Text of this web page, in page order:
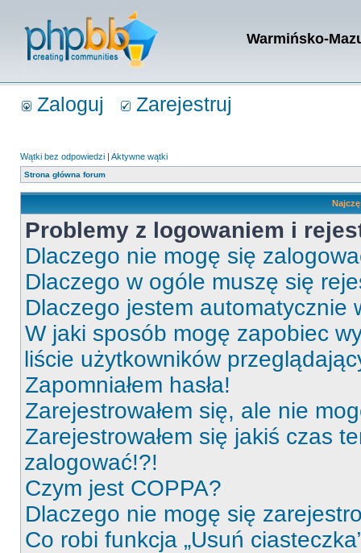
Warmińsko-
Zaloguj Zarejestruj
Wątki bez odpowiedzi | Aktywne wątki
Strona główna forum
Problemy z logowaniem i
Dlaczego nie mogę się
Dlaczego w ogóle muszę się
Dlaczego jestem automatycznie
W jaki sposób mogę zapobiec
liście użytkowników
Zapomniałem hasła!
Zarejestrowałem się, ale nie
Zarejestrowałem się jakiś czas
zalogować!?!
Czym jest COPPA?
Dlaczego nie mogę się
Co robi funkcja „Usuń